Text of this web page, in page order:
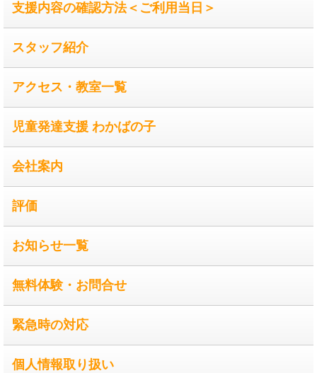
支援内容の確認方法＜ご利用当日＞
スタッフ紹介
アクセス・教室一覧
児童発達支援 わかばの子
会社案内
評価
お知らせ一覧
無料体験・お問合せ
緊急時の対応
個人情報取り扱い